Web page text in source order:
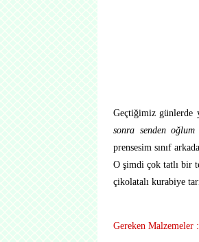
Geçtiğimiz günlerde
sonra senden
prensesim sınıf
O şimdi çok tatlı bir
çikolatalı kurabiye
Gereken Malzemeler :